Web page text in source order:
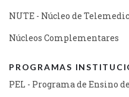
NUTE - Núcleo de
Núcleos Complementares
PROGRAMAS
PEL - Programa de Ensino